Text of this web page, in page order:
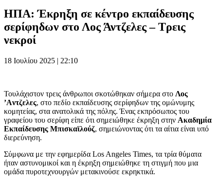
ΗΠΑ: Έκρηξη σε κέντρο εκπαίδευσης
σερίφηδων στο Λος Άντζελες – Τρεις
νεκροί
18 Ιουλίου 2025 | 22:10
Τουλάχιστον τρεις άνθρωποι σκοτώθηκαν σήμερα στο Λος
’Aντζελες, στο πεδίο εκπαίδευσης σερίφηδων της ομώνυμης
κομητείας, στα ανατολικά της πόλης. Ένας εκπρόσωπος του
γραφείου του σερίφη είπε ότι σημειώθηκε έκρηξη στην Ακαδημία
Εκπαίδευσης Μπισκαϊλούζ, σημειώνοντας ότι τα αίτια είναι υπό
διερεύνηση.
Σύμφωνα με την εφημερίδα Los Angeles Times, τα τρία θύματα
ήταν αστυνομικοί και η έκρηξη σημειώθηκε τη στιγμή που μια
ομάδα πυροτεχνουργών μετακινούσε εκρηκτικά.